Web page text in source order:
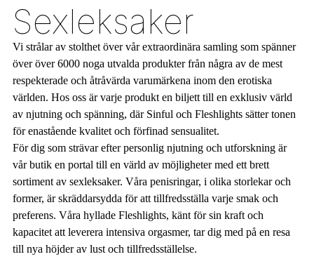
Sexleksaker
Vi strålar av stolthet över vår extraordinära samling som spänner
över över 6000 noga utvalda produkter från några av de mest
respekterade och åtråvärda varumärkena inom den erotiska
världen. Hos oss är varje produkt en biljett till en exklusiv värld
av njutning och spänning, där Sinful och Fleshlights sätter tonen
för enastående kvalitet och förfinad sensualitet.
För dig som strävar efter personlig njutning och utforskning är
vår butik en portal till en värld av möjligheter med ett brett
sortiment av sexleksaker. Våra penisringar, i olika storlekar och
former, är skräddarsydda för att tillfredsställa varje smak och
preferens. Våra hyllade Fleshlights, känt för sin kraft och
kapacitet att leverera intensiva orgasmer, tar dig med på en resa
till nya höjder av lust och tillfredsställelse.